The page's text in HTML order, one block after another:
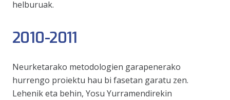
helburuak.
2010-2011
Neurketarako metodologien garapenerako
hurrengo proiektu hau bi fasetan garatu zen.
Lehenik eta behin, Yosu Yurramendirekin